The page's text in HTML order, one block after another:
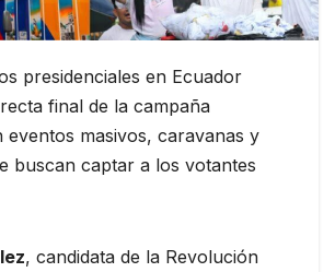
presidenciales en Ecuador
final de la campaña
eventos masivos, caravanas y
buscan captar a los votantes
, candidata de la Revolución